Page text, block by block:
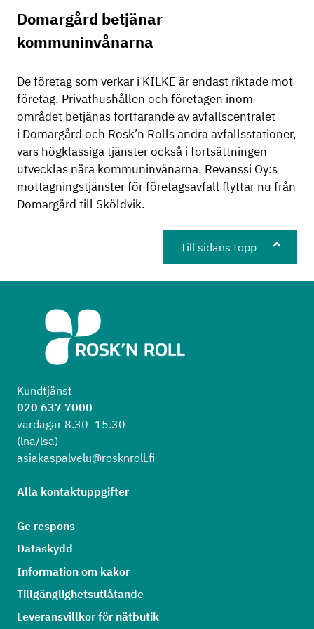
Domargård betjänar
kommuninvånarna
De företag som verkar i KILKE är endast riktade mot
företag. Privathushållen och företagen inom
området betjänas fortfarande av avfallscentralet
i Domargård och Rosk’n Rolls andra avfallsstationer,
vars högklassiga tjänster också i fortsättningen
utvecklas nära kommuninvånarna. Revanssi Oy:s
mottagningstjänster för företagsavfall flyttar nu från
Domargård till Sköldvik.
Till sidans topp
Kundtjänst
020 637 7000
vardagar 8.30–15.30
(lna/lsa)
asiakaspalvelu@rosknroll.fi
Alla kontaktuppgifter
Ge respons
Dataskydd
Information om kakor
Tillgänglighetsutlåtande
Leveransvillkor för nätbutik